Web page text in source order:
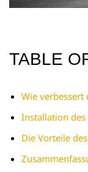
TABLE
Wie verbessert
Installation des
Die Vorteile